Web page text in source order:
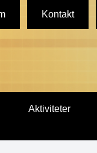
Kontakt
Aktiviteter